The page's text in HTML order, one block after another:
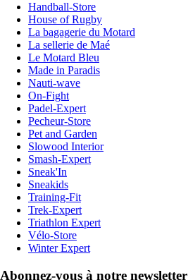
Handball-Store
House of Rugby
La bagagerie du Motard
La sellerie de Maé
Le Motard Bleu
Made in Paradis
Nauti-wave
On-Fight
Padel-Expert
Pecheur-Store
Pet and Garden
Slowood Interior
Smash-Expert
Sneak'In
Sneakids
Training-Fit
Trek-Expert
Triathlon Expert
Vélo-Store
Winter Expert
Abonnez-vous à notre newsletter